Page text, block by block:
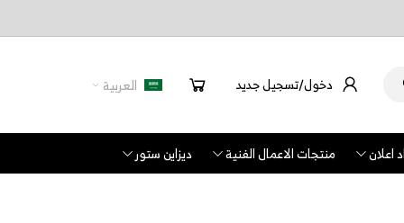
دخول/تسجيل جديد العربية
اعلان منتجات الاعمال الفنية ديزاين ستور